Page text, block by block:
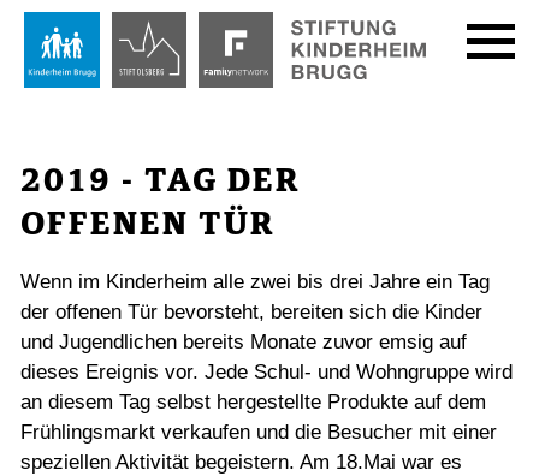
2019 - TAG DER
OFFENEN TÜR
Wenn im Kinderheim alle zwei bis drei Jahre ein Tag
der offenen Tür bevorsteht, bereiten sich die Kinder
und Jugendlichen bereits Monate zuvor emsig auf
dieses Ereignis vor. Jede Schul- und Wohngruppe wird
an diesem Tag selbst hergestellte Produkte auf dem
Frühlingsmarkt verkaufen und die Besucher mit einer
speziellen Aktivität begeistern. Am 18.Mai war es